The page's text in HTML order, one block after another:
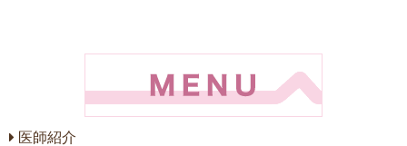
医師紹介